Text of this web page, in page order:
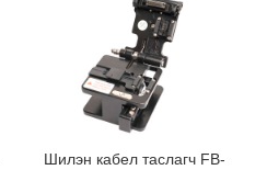
Шилэн кабел таслагч FB-